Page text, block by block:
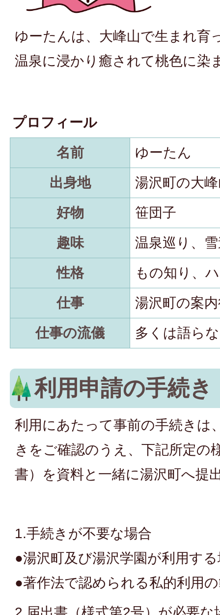
ゆーたんは、大峰山で生まれ育
温泉に浸かり癒されて桃色に染
プロフィール
名前
ゆーたん
出身地
湯沢町の大
好物
笹団子
趣味
温泉巡り、
性格
もの知り、
仕事
湯沢町の案
仕事の流儀
多くは語ら
利用申請の手続き
利用にあたって事前の手続きは
きをご確認のうえ、下記所定の
書）を資料と一緒に湯沢町へ提
1.手続きが不要な場合
●湯沢町及び湯沢学園が利用す
●著作法で認められる私的利用